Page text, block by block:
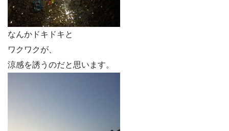
なんかドキドキと
ワクワクが、
涼感を誘うのだと思います。